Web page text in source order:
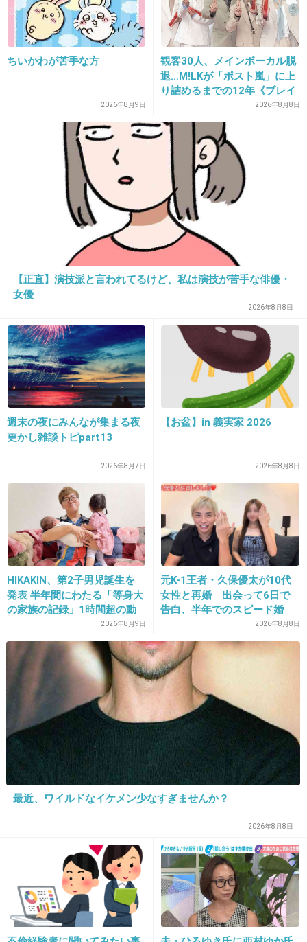
22. 匿名2018/09/13(木) 22:12:18
親戚のお兄ちゃんて感じ
+114 -13
2018/09/13(木) 22:12:24
新鮮味も特別感も期待感もない。地味。
+57
2018/09/13(木) 22:12:34
絶対ボロが出るから
調子いいから俳優業に専念しときゃいいのに
+486 -38
25. 匿名2018/09/13(木) 22:12:39
26. 匿名2018/09/13(木) 22:12:45
忙しいから、橋本環奈の映像や突然卒業した二階堂ふみの
ニノマエになりそう。
+36 -39
27. 匿名 2018/09/13(木) 22:12:58
田中圭君、かっこいい～ゴチ新メンバー頑張れ
+216 -39
28. 匿名2018/09/13(木) 22:13:00
+277 -39
29. 匿名2018/09/13(木) 22:13:10
ちいかわが苦手な方
2026年8月9日
観客30人、メインボーカル脱
退…M!LKが「ポスト嵐」に上
り詰めるまでの12年《ブレイ
2026年8月8日
【正直】演技派と言われてるけど、私は演技が苦手な俳優・
女優
2026年8月8日
週末の夜にみんなが集まる夜
更かし雑談トピpart13
2026年8月7日
【お盆】in 義実家 2026
2026年8月8日
HIKAKIN、第2子男児誕生を
発表 半年間にわたる「等身大
の家族の記録」1時間超の動
画とともに感謝伝える2026年8月9日
元K-1王者・久保優太が10代
女性と再婚 出会って6日で
告白、半年でのスピード婚
2026年8月8日
最近、ワイルドなイケメン少なすぎませんか？
2026年8月8日